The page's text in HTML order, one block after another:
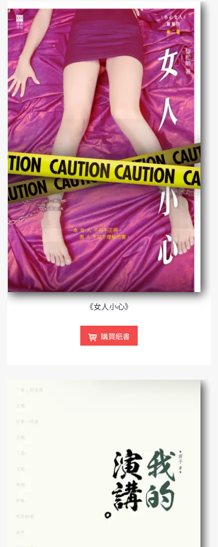
《女人小心》
購買紙書